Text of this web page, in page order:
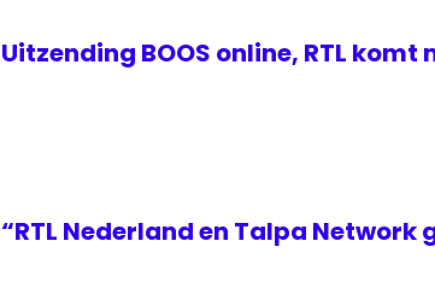
Uitzending BOOS online, RTL
“RTL Nederland en Talpa Network